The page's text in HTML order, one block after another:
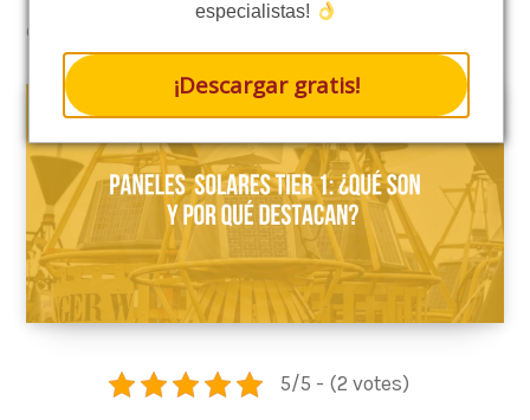
especialistas!
¡Descargar gratis!
6 MINS READ 5/5 - (2 VOTES)
5/5 - (2 votes)